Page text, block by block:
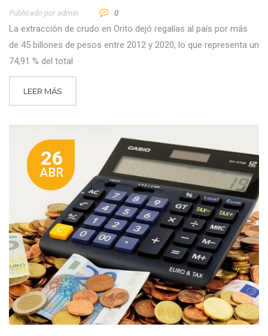
Publicado por Admin 0
La extracción de crudo en Orito dejó regalías al país por más
de 45 billones de pesos entre 2012 y 2020, lo que representa un
74,91 % del total
LEER MÁS
26
ABR